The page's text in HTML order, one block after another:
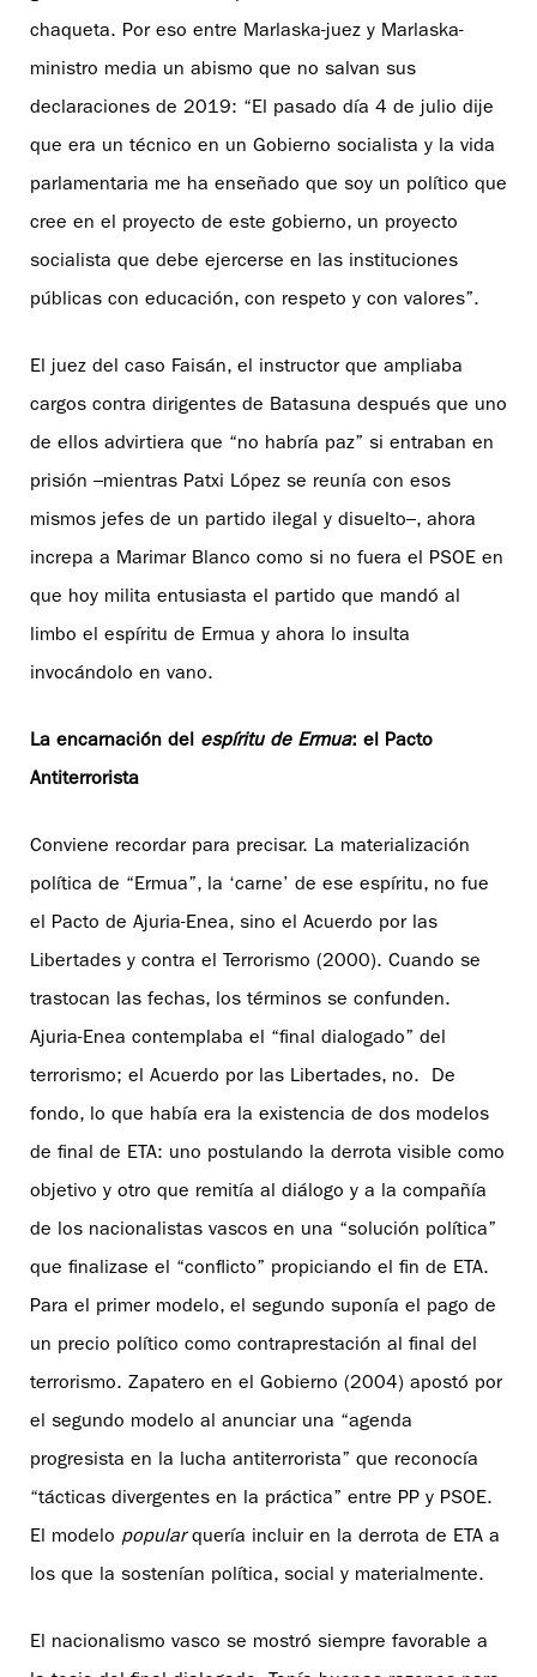
chaqueta. Por eso entre Marlaska-juez y Marlaska-
ministro media un abismo que no salvan sus
declaraciones de 2019: “El pasado día 4 de julio dije
que era un técnico en un Gobierno socialista y la vida
parlamentaria me ha enseñado que soy un político que
cree en el proyecto de este gobierno, un proyecto
socialista que debe ejercerse en las instituciones
públicas con educación, con respeto y con valores”.
El juez del caso Faisán, el instructor que ampliaba
cargos contra dirigentes de Batasuna después que uno
de ellos advirtiera que “no habría paz” si entraban en
prisión –mientras Patxi López se reunía con esos
mismos jefes de un partido ilegal y disuelto–, ahora
increpa a Marimar Blanco como si no fuera el PSOE en
que hoy milita entusiasta el partido que mandó al
limbo el espíritu de Ermua y ahora lo insulta
invocándolo en vano.
La encarnación del espíritu de Ermua: el Pacto
Antiterrorista
Conviene recordar para precisar. La materialización
política de “Ermua”, la ‘carne’ de ese espíritu, no fue
el Pacto de Ajuria-Enea, sino el Acuerdo por las
Libertades y contra el Terrorismo (2000). Cuando se
trastocan las fechas, los términos se confunden.
Ajuria-Enea contemplaba el “final dialogado” del
terrorismo; el Acuerdo por las Libertades, no. De
fondo, lo que había era la existencia de dos modelos
de final de ETA: uno postulando la derrota visible como
objetivo y otro que remitía al diálogo y a la compañía
de los nacionalistas vascos en una “solución política”
que finalizase el “conflicto” propiciando el fin de ETA.
Para el primer modelo, el segundo suponía el pago de
un precio político como contraprestación al final del
terrorismo. Zapatero en el Gobierno (2004) apostó por
el segundo modelo al anunciar una “agenda
progresista en la lucha antiterrorista” que reconocía
“tácticas divergentes en la práctica” entre PP y PSOE.
El modelo popularquería incluir en la derrota de ETA a
los que la sostenían política, social y materialmente.
El nacionalismo vasco se mostró siempre favorable a